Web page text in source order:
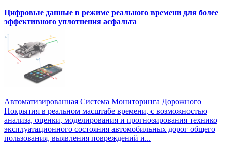
Цифровые данные в режиме реального времени для более
эффективного уплотнения асфальта
Автоматизированная Система Мониторинга Дорожного
Покрытия в реальном масштабе времени, с возможностью
анализа, оценки, моделирования и прогнозирования технико
эксплуатационного состояния автомобильных дорог общего
пользования, выявления повреждений и...